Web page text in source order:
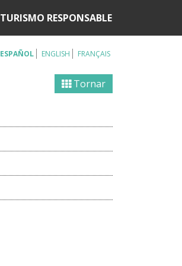
TURISMO RESPONSABLE
ESPAÑOL ENGLISH FRANÇAIS
Tornar